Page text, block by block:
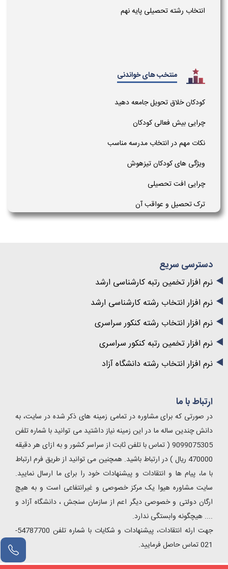
انتخاب رشته تحصیلی پایه نهم
منتخب های خواندنی
کودکان خلاق تحویل جامعه دهید
چرایی بیش فعالی کودکان
نکات مهم در انتخاب مدرسه مناسب
ویژگی های کودکان تیزهوش
چرایی افت تحصیلی
ترک تحصیل و عواقب آن
دسترسی سریع
نرم افزار تخمین رتبه کارشناسی ارشد
نرم افزار انتخاب رشته کارشناسی ارشد
نرم افزار انتخاب رشته کنکور سراسری
نرم افزار تخمین رتبه کنکور سراسری
نرم افزار انتخاب رشته دانشگاه آزاد
ارتباط با ما
در صورتی که برای مشاوره در تمامی زمینه های ذکر شده در سایت، به
دانش چندین ساله ما در این زمینه نیاز داشتید می توانید با شماره تلفن
9099075305 ( تماس با تلفن ثابت از سراسر کشور و به ازای هر دقیقه
470000 ریال ) در ارتباط باشید. همچنین می توانید از طریق فرم ارتباط
با ما، پیام ها و انتقادات و پیشنهادات خود را برای ما ارسال نمایید.
سایت مشاوره هیوا یک مرکز خصوصی و غیرانتفاعی است و به هیچ
ارگان دولتی و خصوصی دیگر اعم از سازمان سنجش ، دانشگاه آزاد و
.... هیچگونه وابستگی ندارد.
جهت ارئه انتقادات، پیشنهادات و شکایات با شماره تلفن 54787700-
021 تماس حاصل فرمایید.